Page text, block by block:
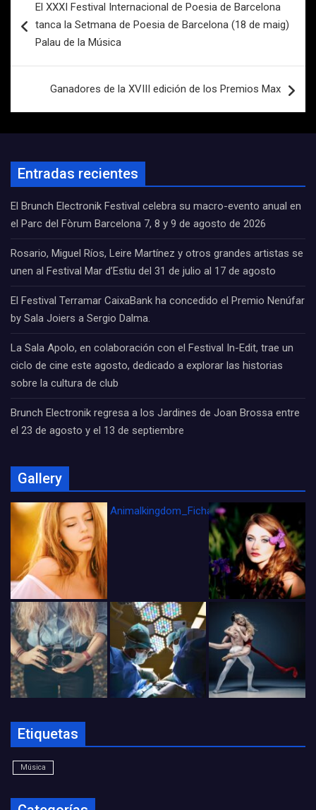
de
entradas
El XXXI Festival Internacional de Poesia de Barcelona
tanca la Setmana de Poesia de Barcelona (18 de maig)
Palau de la Música
Ganadores de la XVIII edición de los Premios Max
Entradas recientes
El Brunch Electronik Festival celebra su macro-evento anual en
el Parc del Fòrum Barcelona 7, 8 y 9 de agosto de 2026
Rosario, Miguel Ríos, Leire Martínez y otros grandes artistas se
unen al Festival Mar d’Estiu del 31 de julio al 17 de agosto
El Festival Terramar CaixaBank ha concedido el Premio Nenúfar
by Sala Joiers a Sergio Dalma.
La Sala Apolo, en colaboración con el Festival In-Edit, trae un
ciclo de cine este agosto, dedicado a explorar las historias
sobre la cultura de club
Brunch Electronik regresa a los Jardines de Joan Brossa entre
el 23 de agosto y el 13 de septiembre
Gallery
Animalkingdom_FichaCine
Etiquetas
Música